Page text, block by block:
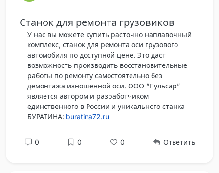
Станок для ремонта грузовиков
У нас вы можете купить расточно наплавочный
комплекс, станок для ремонта оси грузового
автомобиля по доступной цене. Это даст
возможность производить восстановительные
работы по ремонту самостоятельно без
демонтажа изношенной оси. ООО “Пульсар”
является автором и разработчиком
единственного в России и уникального станка
БУРАТИНА: buratina72.ru
0 0 0 Ответить